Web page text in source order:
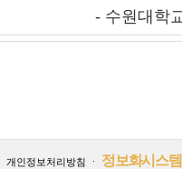
- 수원대학교 평
개인정보처리방침 ㆍ 정보화시스템